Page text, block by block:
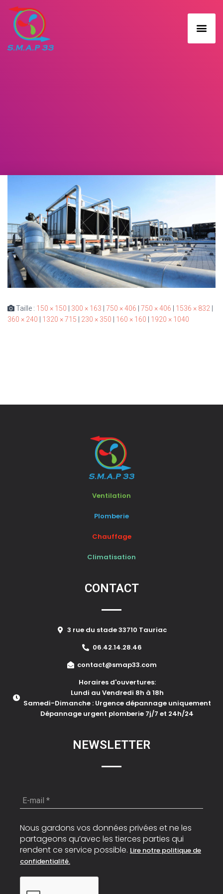
Taille : 150 × 150 300 × 163 750 × 406 750 × 406 1536 × 832
360 × 240
1320 × 715 230 × 350 160 × 160 1920 × 1040
Ventilation
Plomberie
Chauffage
Climatisation
CONTACT
3 rue du stade 33710 Tauriac
06.42.14.28.46
contact@smap33.com
Horaires d'ouvertures:
Lundi au Vendredi 8h à 18h
Samedi-Dimanche : Urgence dépannage uniquement
Dépannage urgent plomberie 7j/7 et 24h/24
NEWSLETTER
E-
mail
Nous gardons vos données privées et ne les
partageons qu’avec les tierces parties qui
rendent ce service possible. Lire notre politique de
confidentialité.